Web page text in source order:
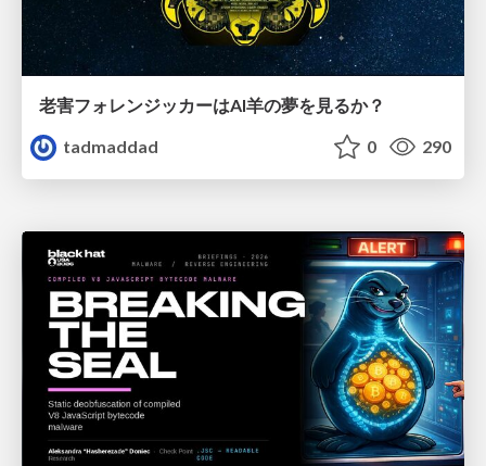
老害フォレンジッカーはAI羊の夢を見るか？
tadmaddad
0 290